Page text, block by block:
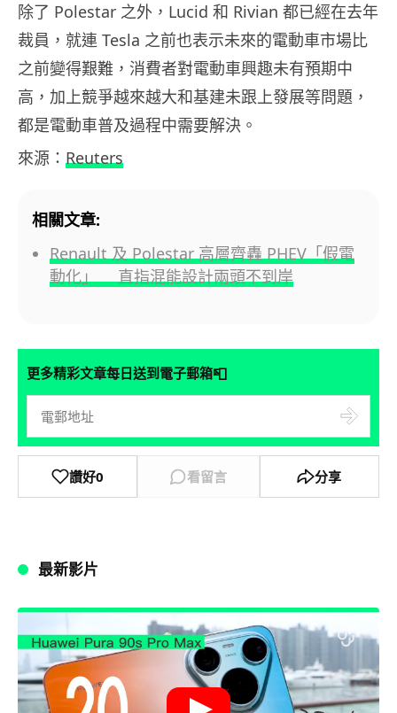
除了 Polestar 之外，Lucid 和 Rivian 都已經在去年
裁員，就連 Tesla 之前也表示未來的電動車市場比
之前變得艱難，消費者對電動車興趣未有預期中
高，加上競爭越來越大和基建未跟上發展等問題，
都是電動車普及過程中需要解決。
來源： Reuters
相關文章:
Renault 及 Polestar 高層齊轟 PHEV「假電
動化」 直指混能設計兩頭不到岸
更多精彩文章每日送到電子郵箱📮
讚好0 看留言 分享
最新影片